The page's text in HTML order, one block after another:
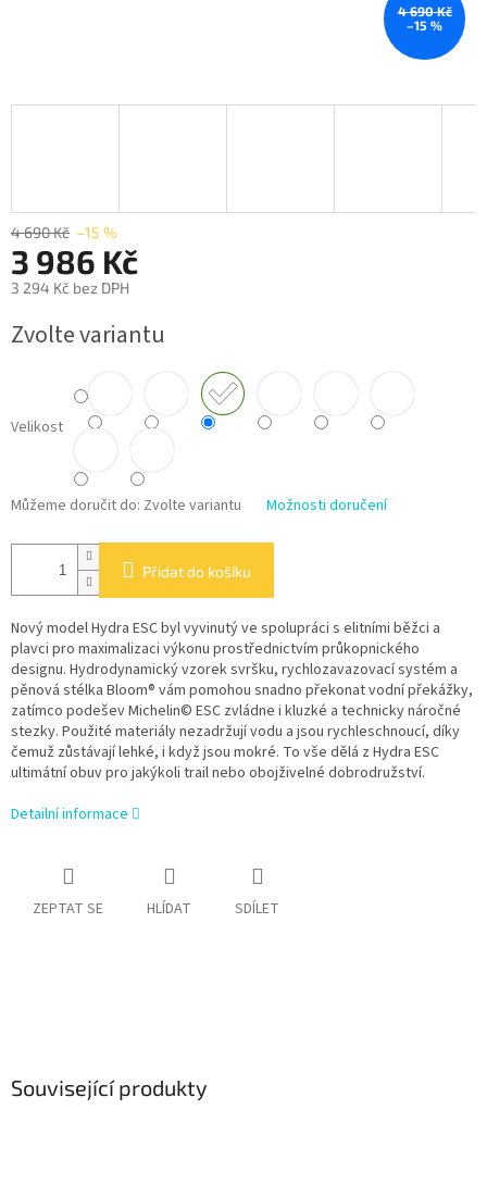
4 690 Kč
–15 %
4 690 Kč –15 %
3 986 Kč
3 294 Kč bez DPH
cena:
Zvolte variantu
Velikost
Můžeme doručit do: Zvolte variantu Možnosti doručení
Přidat do košíku
Nový model Hydra ESC byl vyvinutý ve spolupráci s elitními běžci a
plavci pro maximalizaci výkonu prostřednictvím průkopnického
designu. Hydrodynamický vzorek svršku, rychlozavazovací systém a
pěnová stélka Bloom® vám pomohou snadno překonat vodní překážky,
zatímco podešev Michelin© ESC zvládne i kluzké a technicky náročné
stezky. Použité materiály nezadržují vodu a jsou rychleschnoucí, díky
čemuž zůstávají lehké, i když jsou mokré. To vše dělá z Hydra ESC
ultimátní obuv pro jakýkoli trail nebo obojživelné dobrodružství.
Detailní informace
ZEPTAT SE HLÍDAT SDÍLET
Související produkty